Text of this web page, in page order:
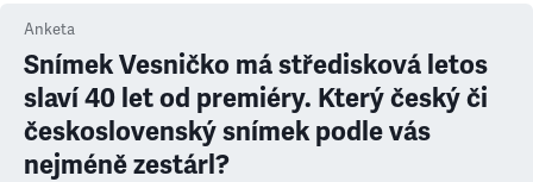
Anketa
Snímek Vesničko má středisková letos
slaví 40 let od premiéry. Který český či
československý snímek podle vás
nejméně zestárl?